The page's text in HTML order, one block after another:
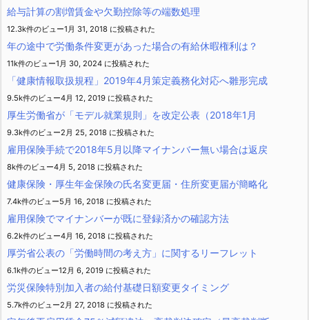
給与計算の割増賃金や欠勤控除等の端数処理
12.3k件のビュー1月 31, 2018 に投稿された
年の途中で労働条件変更があった場合の有給休暇権利は？
11k件のビュー1月 30, 2024 に投稿された
「健康情報取扱規程」2019年4月策定義務化対応へ雛形完成
9.5k件のビュー4月 12, 2019 に投稿された
厚生労働省が「モデル就業規則」を改定公表（2018年1月
9.3k件のビュー2月 25, 2018 に投稿された
雇用保険手続で2018年5月以降マイナンバー無い場合は返戻
8k件のビュー4月 5, 2018 に投稿された
健康保険・厚生年金保険の氏名変更届・住所変更届が簡略化
7.4k件のビュー5月 16, 2018 に投稿された
雇用保険でマイナンバーが既に登録済かの確認方法
6.2k件のビュー4月 16, 2018 に投稿された
厚労省公表の「労働時間の考え方」に関するリーフレット
6.1k件のビュー12月 6, 2019 に投稿された
労災保険特別加入者の給付基礎日額変更タイミング
5.7k件のビュー2月 27, 2018 に投稿された